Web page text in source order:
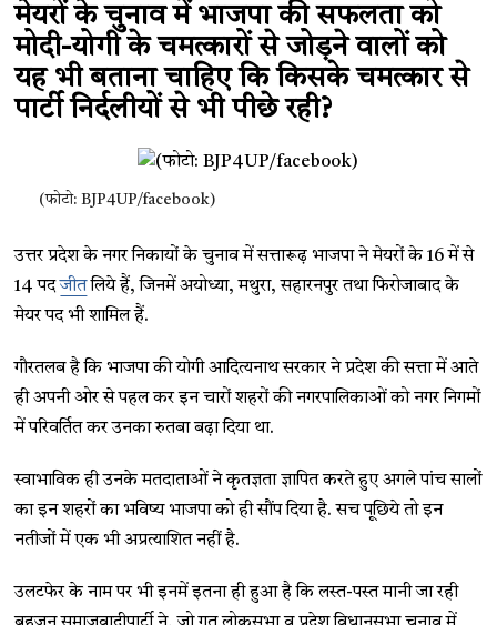
मेयरों के चुनाव में भाजपा की सफलता को
मोदी-योगी के चमत्कारों से जोड़ने वालों को
यह भी बताना चाहिए कि किसके चमत्कार से
पार्टी निर्दलीयों से भी पीछे रही?
(फोटो: BJP4UP/facebook)
उत्तर प्रदेश के नगर निकायों के चुनाव में सत्तारूढ़ भाजपा ने मेयरों के 16 में से
14 पदजीतलिये हैं, जिनमें अयोध्या, मथुरा, सहारनपुर तथा फिरोजाबाद के
मेयर पद भी शामिल हैं.
गौरतलब है कि भाजपा की योगी आदित्यनाथ सरकार ने प्रदेश की सत्ता में आते
ही अपनी ओर से पहल कर इन चारों शहरों की नगरपालिकाओं को नगर निगमों
में परिवर्तित कर उनका रुतबा बढ़ा दिया था.
स्वाभाविक ही उनके मतदाताओं ने कृतज्ञता ज्ञापित करते हुए अगले पांच सालों
का इन शहरों का भविष्य भाजपा को ही सौंप दिया है. सच पूछिये तो इन
नतीजों में एक भी अप्रत्याशित नहीं है.
उलटफेर के नाम पर भी इनमें इतना ही हुआ है कि लस्त-पस्त मानी जा रही